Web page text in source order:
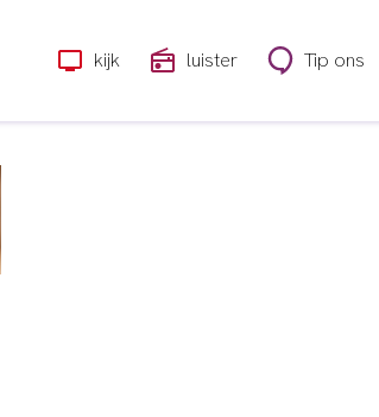
kijk luister Tip ons